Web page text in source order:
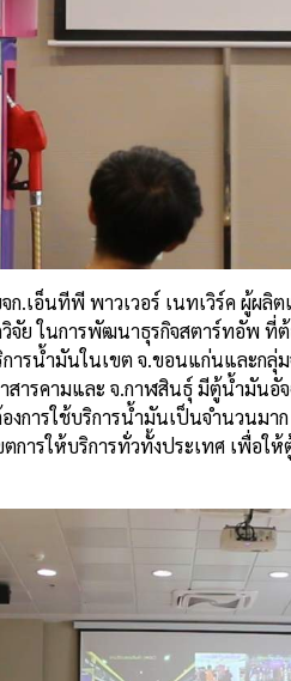
.เอ็นทีพี พาวเวอร์ เนทเวิร์ค ผู้ผ
ย ในการพัฒนาธุรกิจสตาร์ทอัพ ที่
ารน้ำมันในเขต จ.ขอนแก่นและก
รคามและ จ.กาฬสินธุ์ มีตู้น้ำมันอั
การใช้บริการน้ำมันเป็นจำนวนม
ตการให้บริการทั่วทั้งประเทศ เพื่